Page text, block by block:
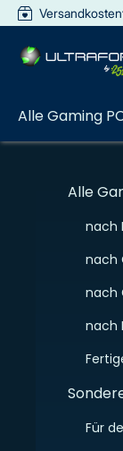
springen Zur
Alle Gaming
Alle
nach
nach
nach
nach
Für